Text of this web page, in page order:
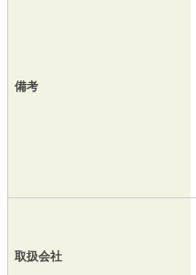
備考
取扱会社